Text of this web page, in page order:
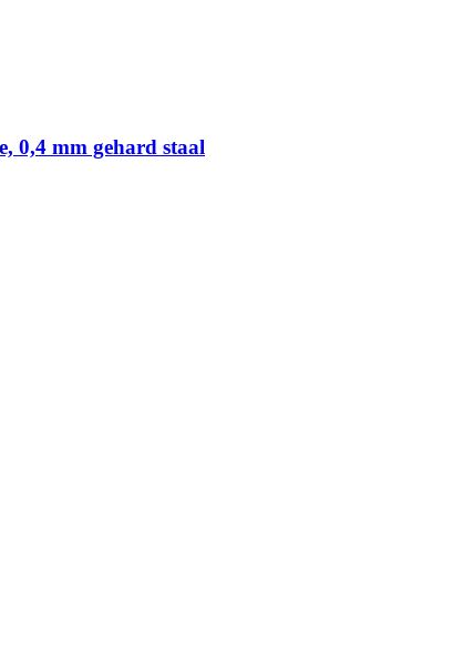
0,4 mm gehard staal